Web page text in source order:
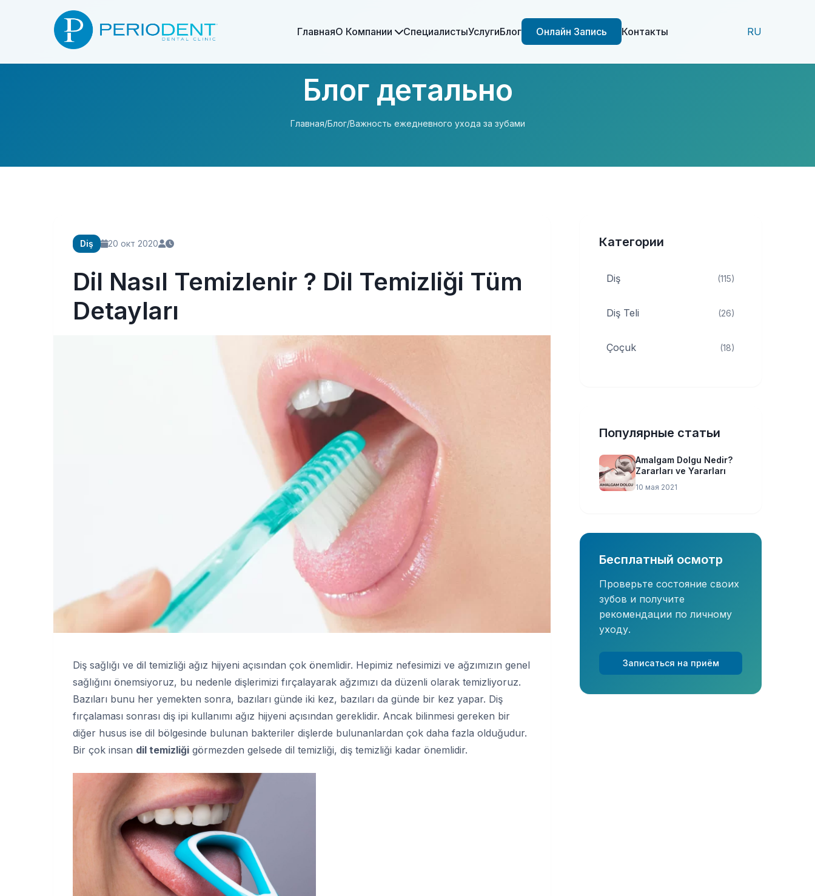
ГлавнаяО Компании СпециалистыУслугиБлог Онлайн Запись Контакты RU
Блог детально
Главная/Блог/Важность ежедневного ухода за зубами
Diş 20 окт 2020
Dil Nasıl Temizlenir ? Dil Temizliği Tüm
Detayları
Diş sağlığı ve dil temizliği ağız hijyeni açısından çok önemlidir. Hepimiz nefesimizi ve ağzımızın genel
sağlığını önemsiyoruz, bu nedenle dişlerimizi fırçalayarak ağzımızı da düzenli olarak temizliyoruz.
Bazıları bunu her yemekten sonra, bazıları günde iki kez, bazıları da günde bir kez yapar. Diş
fırçalaması sonrası diş ipi kullanımı ağız hijyeni açısından gereklidir. Ancak bilinmesi gereken bir
diğer husus ise dil bölgesinde bulunan bakteriler dişlerde bulunanlardan çok daha fazla olduğudur.
Bir çok insan dil temizliği görmezden gelsede dil temizliği, diş temizliği kadar önemlidir.
Категории
Diş (115)
Diş Teli (26)
Çoçuk (18)
Популярные статьи
Amalgam Dolgu Nedir?
Zararları ve Yararları
10 мая 2021
Бесплатный осмотр
Проверьте состояние своих
зубов и получите
рекомендации по личному
уходу.
Записаться на приём